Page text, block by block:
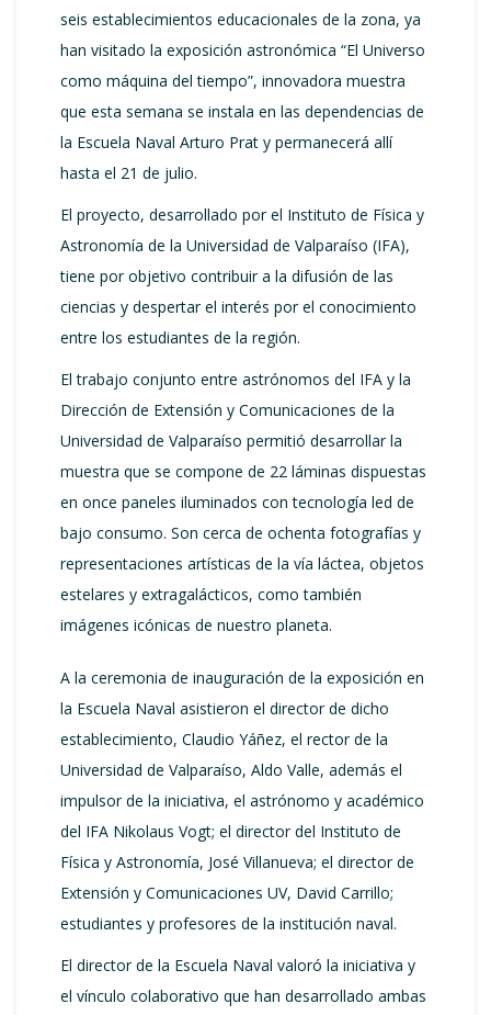
seis establecimientos educacionales de la zona, ya
han visitado la exposición astronómica “El Universo
como máquina del tiempo”, innovadora muestra
que esta semana se instala en las dependencias de
la Escuela Naval Arturo Prat y permanecerá allí
hasta el 21 de julio.
El proyecto, desarrollado por el Instituto de Física y
Astronomía de la Universidad de Valparaíso (IFA),
tiene por objetivo contribuir a la difusión de las
ciencias y despertar el interés por el conocimiento
entre los estudiantes de la región.
El trabajo conjunto entre astrónomos del IFA y la
Dirección de Extensión y Comunicaciones de la
Universidad de Valparaíso permitió desarrollar la
muestra que se compone de 22 láminas dispuestas
en once paneles iluminados con tecnología led de
bajo consumo. Son cerca de ochenta fotografías y
representaciones artísticas de la vía láctea, objetos
estelares y extragalácticos, como también
imágenes icónicas de nuestro planeta.
A la ceremonia de inauguración de la exposición en
la Escuela Naval asistieron el director de dicho
establecimiento, Claudio Yáñez, el rector de la
Universidad de Valparaíso, Aldo Valle, además el
impulsor de la iniciativa, el astrónomo y académico
del IFA Nikolaus Vogt; el director del Instituto de
Física y Astronomía, José Villanueva; el director de
Extensión y Comunicaciones UV, David Carrillo;
estudiantes y profesores de la institución naval.
El director de la Escuela Naval valoró la iniciativa y
el vínculo colaborativo que han desarrollado ambas